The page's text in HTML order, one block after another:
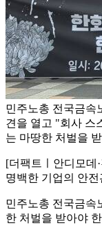
민주노총 전국금속
견을 열고 "회사 스
는 마땅한 처벌을
[더팩트ㅣ안디모데
명백한 기업의 안
민주노총 전국금속
한 처벌을 받아야